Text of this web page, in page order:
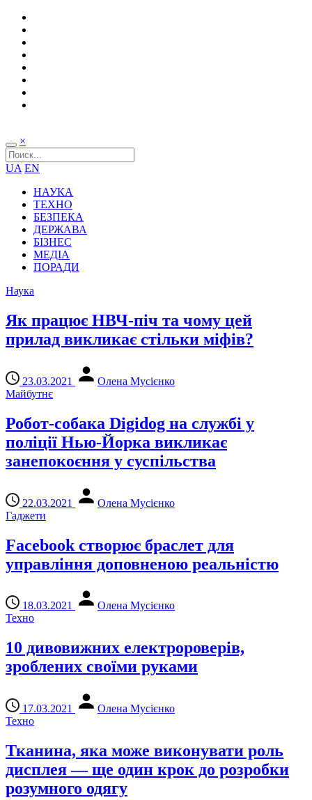
×
UA EN
НАУКА
ТЕХНО
БЕЗПЕКА
ДЕРЖАВА
БІЗНЕС
МЕДІА
ПОРАДИ
Наука
Як працює НВЧ-піч та чому цей
прилад викликає стільки міфів?
23.03.2021
Олена Мусієнко
Майбутнє
Робот-собака Digidog на службі у
поліції Нью-Йорка викликає
занепокоєння у суспільства
22.03.2021
Олена Мусієнко
Гаджети
Facebook створює браслет для
управління доповненою реальністю
18.03.2021
Олена Мусієнко
Техно
10 дивовижних електророверів,
зроблених своїми руками
17.03.2021
Олена Мусієнко
Техно
Тканина, яка може виконувати роль
дисплея — ще один крок до розробки
розумного одягу